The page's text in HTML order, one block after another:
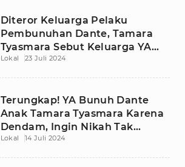
Diteror Keluarga Pelaku
Pembunuhan Dante, Tamara
Tyasmara Sebut Keluarga YA
Tak Beradab: Akhlakless!
Lokal 23 Juli 2024
Terungkap! YA Bunuh Dante
Anak Tamara Tyasmara Karena
Dendam, Ingin Nikah Tak
Direstui
Lokal 14 Juli 2024